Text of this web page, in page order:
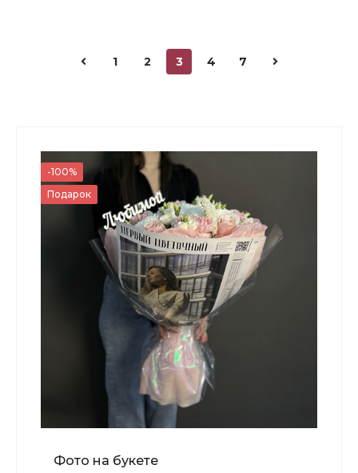
3 500 ₽
- +
В корзину
Мишка №4
1 2 3 4 7
-100%
Подарок
Фото на букете